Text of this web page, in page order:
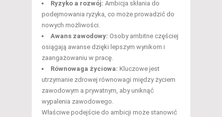
Ryzyko a rozwój: Ambicja skłania do
podejmowania ryzyka, co może prowadzić do
nowych możliwości.
Awans zawodowy: Osoby ambitne częściej
osiągają awanse dzięki lepszym wynikom i
zaangażowaniu w pracę.
Równowaga życiowa: Kluczowe jest
utrzymanie zdrowej równowagi między życiem
zawodowym a prywatnym, aby uniknąć
wypalenia zawodowego.
Właściwe podejście do ambicji może stanowić